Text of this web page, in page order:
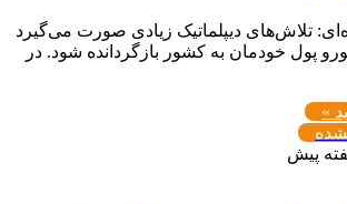
تلاش‌های دیپلماتیک زیادی صورت می‌گیرد
یورو پول خودمان به کشور بازگردانده شود. در
»